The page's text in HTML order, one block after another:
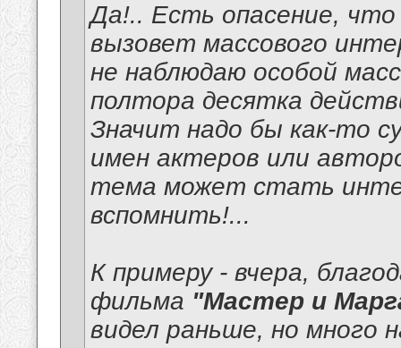
Да!.. Есть опасение,
вызовет массового
не наблюдаю особой
полтора десятка
Значит надо бы как-то
имен актеров или
тема может стать
вспомнить!...
К примеру - вчера,
фильма "Мастер и
видел раньше, но много